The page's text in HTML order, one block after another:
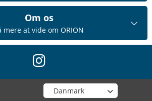
Om os
mere at vide om ORION
instagram
Vælg din butik